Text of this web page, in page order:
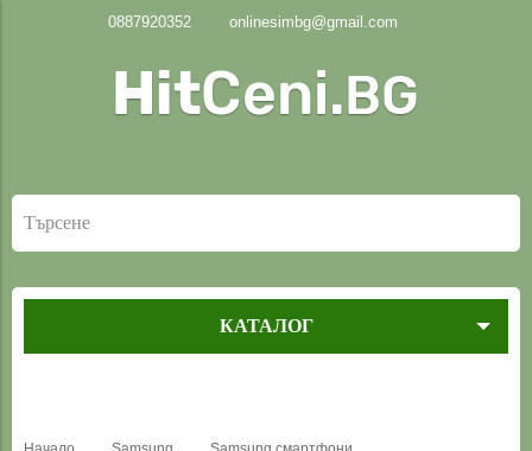
0887920352 onlinesimbg@gmail.com
КАТАЛОГ